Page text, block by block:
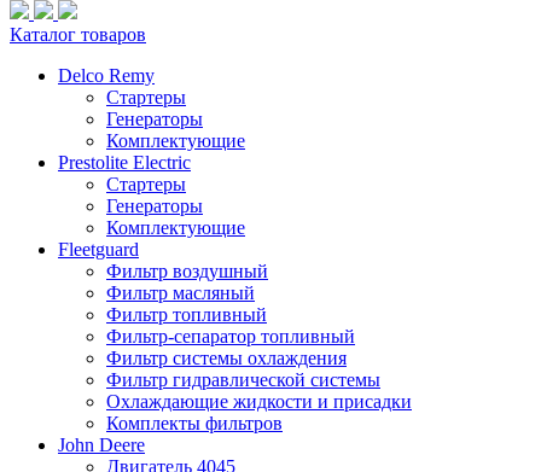
Каталог товаров
Delco Remy
Стартеры
Генераторы
Комплектующие
Prestolite Electric
Стартеры
Генераторы
Комплектующие
Fleetguard
Фильтр воздушный
Фильтр масляный
Фильтр топливный
Фильтр-сепаратор топливный
Фильтр системы охлаждения
Фильтр гидравлической системы
Охлаждающие жидкости и присадки
Комплекты фильтров
John Deere
Двигатель 4045